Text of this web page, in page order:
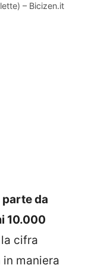
– Bicizen.it
parte da
10.000
cifra
maniera